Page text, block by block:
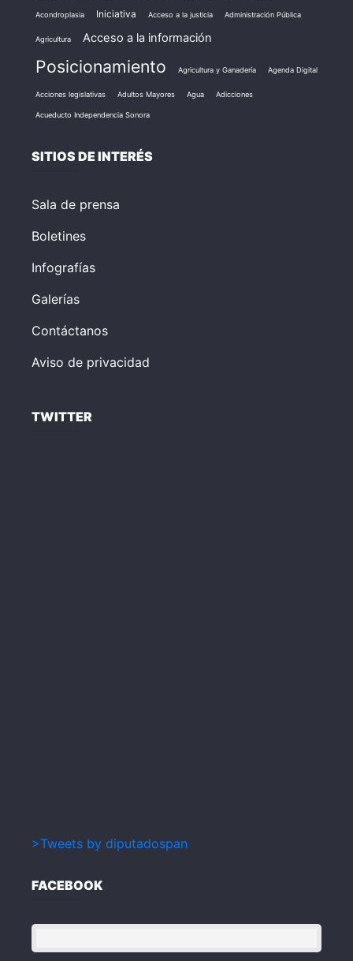
Acondroplasia Iniciativa Acceso a la justicia Administración Pública
Agricultura Acceso a la información
Posicionamiento Agricultura y Ganadería Agenda Digital
Acciones legislativas Adultos Mayores Agua Adicciones
Acueducto Independencia Sonora
SITIOS DE INTERÉS
Sala de prensa
Boletines
Infografías
Galerías
Contáctanos
Aviso de privacidad
TWITTER
>Tweets by diputadospan
FACEBOOK